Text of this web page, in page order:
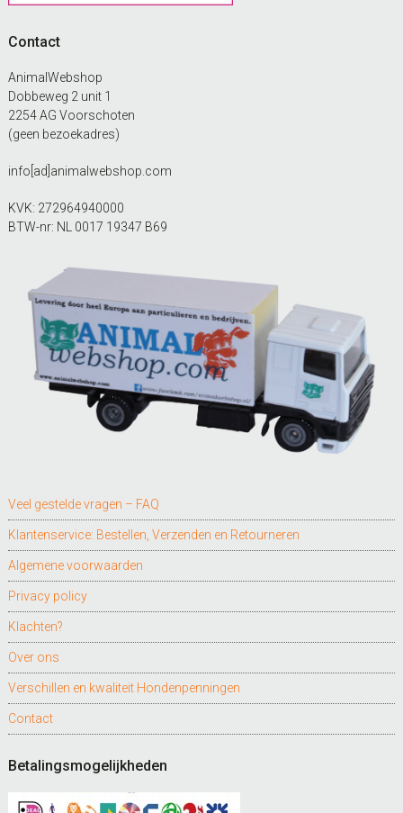
Contact
AnimalWebshop
Dobbeweg 2 unit 1
2254 AG Voorschoten
(geen bezoekadres)
info[ad]animalwebshop.com
KVK: 272964940000
BTW-nr: NL 0017 19347 B69
Veel gestelde vragen – FAQ
Klantenservice: Bestellen, Verzenden en Retourneren
Algemene voorwaarden
Privacy policy
Klachten?
Over ons
Verschillen en kwaliteit Hondenpenningen
Contact
Betalingsmogelijkheden